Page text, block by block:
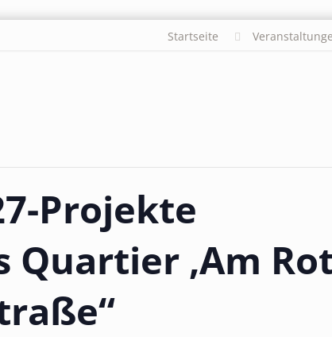
Startseite
Projekte
‚Am